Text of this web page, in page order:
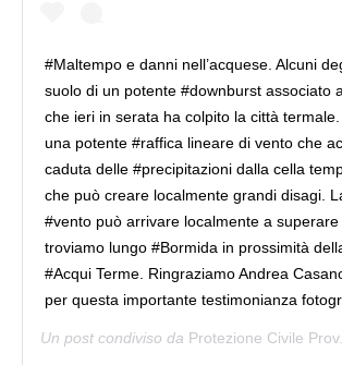
#Maltempo e danni nell’acquese. Alcuni
suolo di un potente #downburst associato
che ieri in serata ha colpito la città
una potente #raffica lineare di vento che
caduta delle #precipitazioni dalla cella
che può creare localmente grandi disagi.
#vento può arrivare localmente a
troviamo lungo #Bormida in prossimità
#Acqui Terme. Ringraziamo Andrea
per questa importante testimonianza
Un post condiviso da Protezione Civile